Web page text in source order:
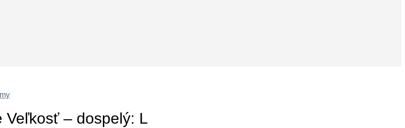
Veľkosť – dospelý: L